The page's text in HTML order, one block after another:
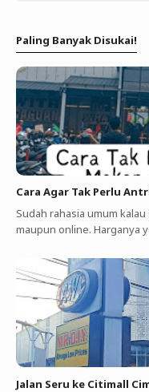
Paling Banyak Disukai!
Cara Agar Tak Perlu
Sudah rahasia umum
maupun online. Harganya
Jalan Seru ke Citimall